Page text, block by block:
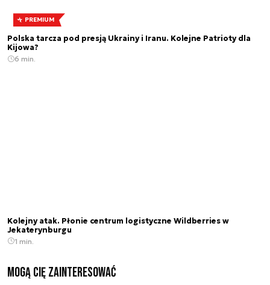
PREMIUM
Polska tarcza pod presją Ukrainy i Iranu. Kolejne Patrioty dla
Kijowa?
6 min.
Kolejny atak. Płonie centrum logistyczne Wildberries w
Jekaterynburgu
1 min.
Mogą Cię zainteresować